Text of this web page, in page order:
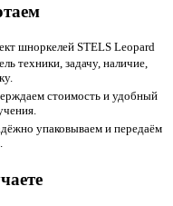
шноркелей STELS Leopard
техники, задачу, наличие,
стоимость и удобный
упаковываем и передаём